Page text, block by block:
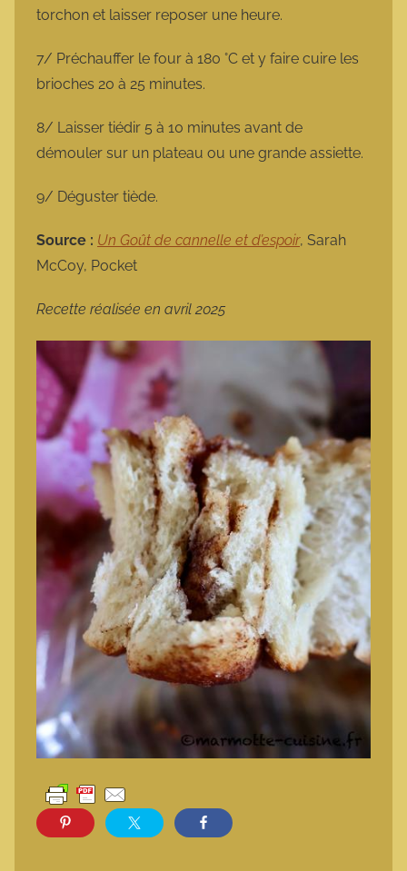
torchon et laisser reposer une heure.
7/ Préchauffer le four à 180 °C et y faire cuire les
brioches 20 à 25 minutes.
8/ Laisser tiédir 5 à 10 minutes avant de
démouler sur un plateau ou une grande assiette.
9/ Déguster tiède.
Source : Un Goût de cannelle et d’espoir, Sarah
McCoy, Pocket
Recette réalisée en avril 2025